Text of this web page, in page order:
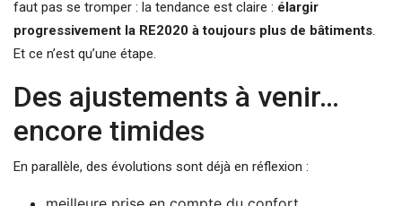
faut pas se tromper : la tendance est claire : élargir
progressivement la RE2020 à toujours plus de bâtiments.
Et ce n’est qu’une étape.
Des ajustements à venir…
encore timides
En parallèle, des évolutions sont déjà en réflexion :